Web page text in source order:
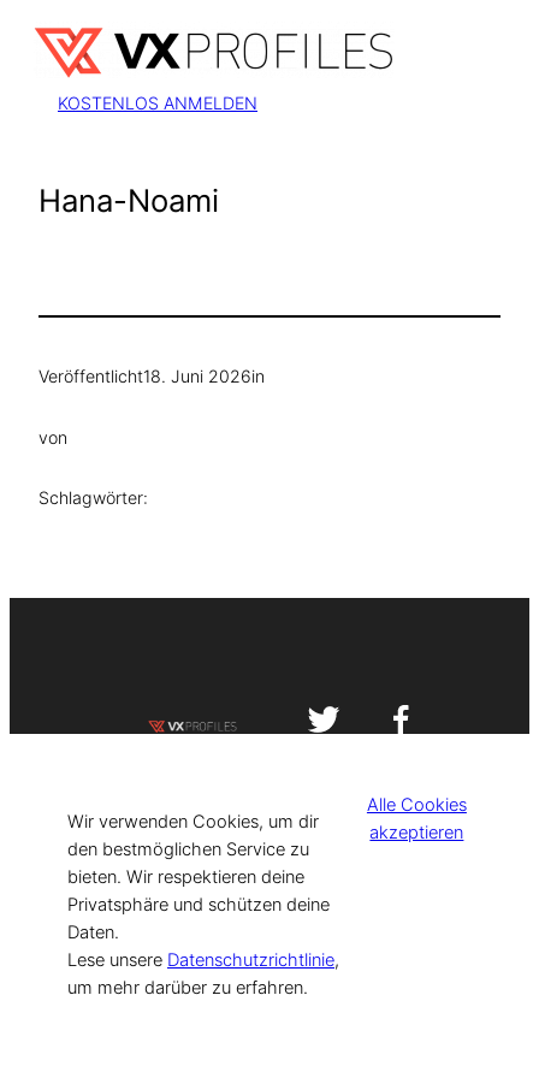
Inhalt
springen
KOSTENLOS ANMELDEN
Hana-Noami
Veröffentlicht18. Juni 2026in
von
Schlagwörter:
[current_year] VISIT-X. Made with
for Models & Influencers!
Wir verwenden Cookies, um dir
den bestmöglichen Service zu
bieten. Wir respektieren deine
Privatsphäre und schützen deine
Daten.
Lese unsere Datenschutzrichtlinie,
um mehr darüber zu erfahren.
Alle Cookies
akzeptieren